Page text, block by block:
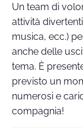
Un team di
attività
musica, ecc.)
anche delle
tema. È
previsto un
numerosi e
compagnia!